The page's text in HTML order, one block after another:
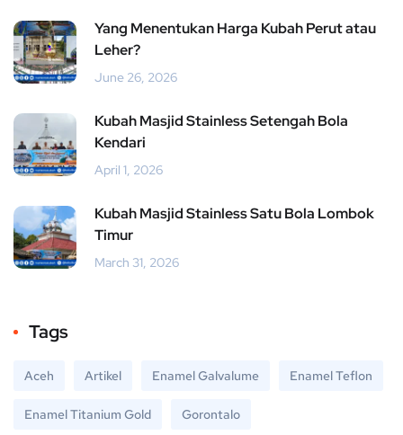
Yang Menentukan Harga Kubah Perut atau
Leher?
June 26, 2026
Kubah Masjid Stainless Setengah Bola
Kendari
April 1, 2026
Kubah Masjid Stainless Satu Bola Lombok
Timur
March 31, 2026
Tags
Aceh Artikel Enamel Galvalume Enamel Teflon
Enamel Titanium Gold Gorontalo